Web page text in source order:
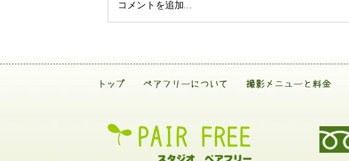
コメントを追加…
トップ ペアフリーについて 撮影メニューと料金